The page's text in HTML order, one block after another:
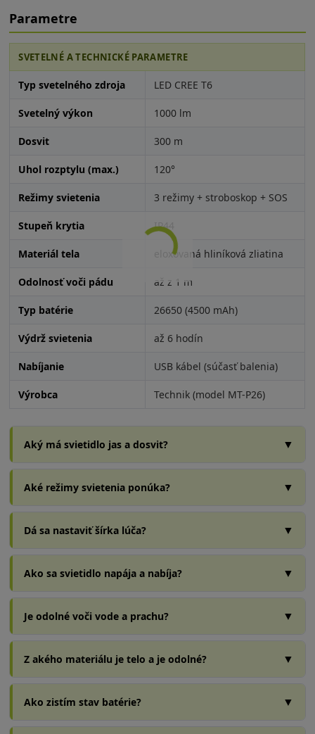
Parametre
SVETELNÉ A TECHNICKÉ PARAMETRE
Typ svetelného zdroja LED CREE T6
Svetelný výkon 1000 lm
Dosvit 300 m
Uhol rozptylu (max.) 120°
Režimy svietenia 3 režimy + stroboskop + SOS
Stupeň krytia IP44
Materiál tela eloxovaná hliníková zliatina
Odolnosť voči pádu až z 1 m
Typ batérie 26650 (4500 mAh)
Výdrž svietenia až 6 hodín
Nabíjanie USB kábel (súčasť balenia)
Výrobca Technik (model MT-P26)
Aký má svietidlo jas a dosvit? ▼
Aké režimy svietenia ponúka? ▼
Dá sa nastaviť šírka lúča? ▼
Ako sa svietidlo napája a nabíja? ▼
Je odolné voči vode a prachu? ▼
Z akého materiálu je telo a je odolné? ▼
Ako zistím stav batérie? ▼